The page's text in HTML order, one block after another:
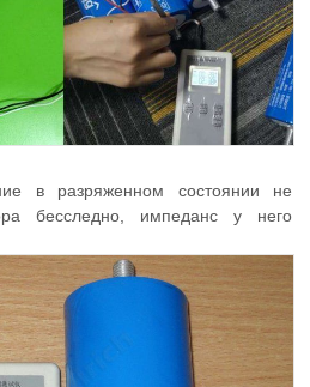
в разряженном состоянии не
бесследно, импеданс у него